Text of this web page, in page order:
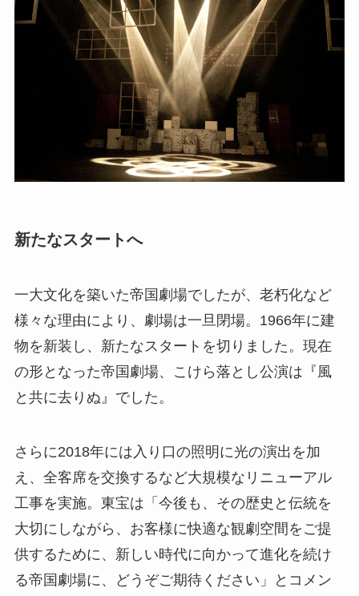
新たなスタートへ
一大文化を築いた帝国劇場でしたが、老朽化など
様々な理由により、劇場は一旦閉場。1966年に建
物を新装し、新たなスタートを切りました。現在
の形となった帝国劇場、こけら落とし公演は『風
と共に去りぬ』でした。
さらに2018年には入り口の照明に光の演出を加
え、全客席を交換するなど大規模なリニューアル
工事を実施。東宝は「今後も、その歴史と伝統を
大切にしながら、お客様に快適な観劇空間をご提
供するために、新しい時代に向かって進化を続け
る帝国劇場に、どうぞご期待ください」とコメン